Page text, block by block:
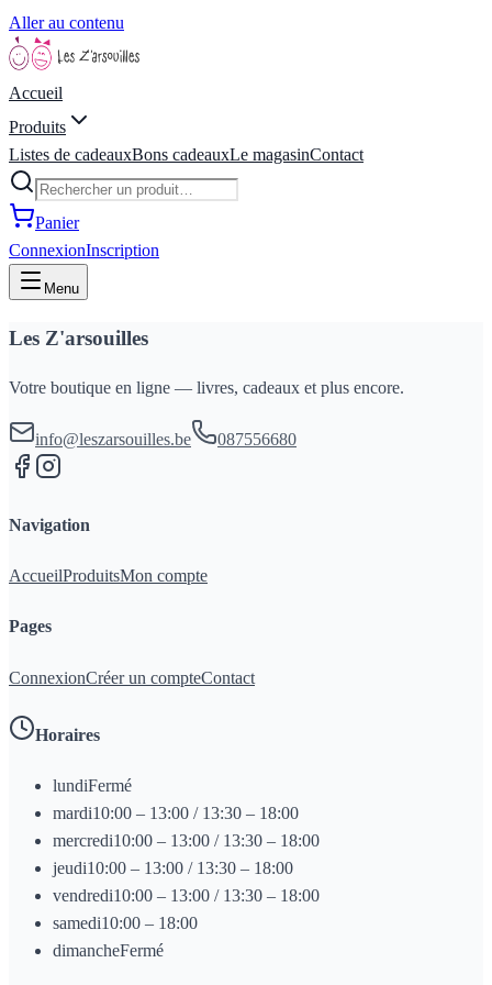
Aller au contenu
Accueil
Produits
Listes de cadeauxBons cadeauxLe magasinContact
Panier
ConnexionInscription
Menu
Les Z'arsouilles
Votre boutique en ligne — livres, cadeaux et plus encore.
info@leszarsouilles.be 087556680
Navigation
AccueilProduitsMon compte
Pages
ConnexionCréer un compteContact
Horaires
lundiFermé
mardi10:00 – 13:00 / 13:30 – 18:00
mercredi10:00 – 13:00 / 13:30 – 18:00
jeudi10:00 – 13:00 / 13:30 – 18:00
vendredi10:00 – 13:00 / 13:30 – 18:00
samedi10:00 – 18:00
dimancheFermé